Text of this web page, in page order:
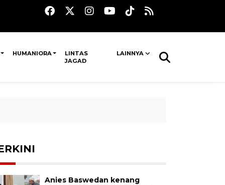
HUMANIORA
LINTAS
JAGAD
LAINNYA
Anies Baswedan kenang